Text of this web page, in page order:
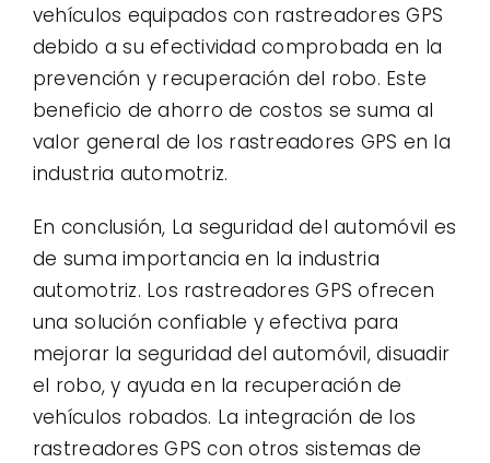
vehículos equipados con rastreadores GPS
debido a su efectividad comprobada en la
prevención y recuperación del robo. Este
beneficio de ahorro de costos se suma al
valor general de los rastreadores GPS en la
industria automotriz.
En conclusión, La seguridad del automóvil es
de suma importancia en la industria
automotriz. Los rastreadores GPS ofrecen
una solución confiable y efectiva para
mejorar la seguridad del automóvil, disuadir
el robo, y ayuda en la recuperación de
vehículos robados. La integración de los
rastreadores GPS con otros sistemas de